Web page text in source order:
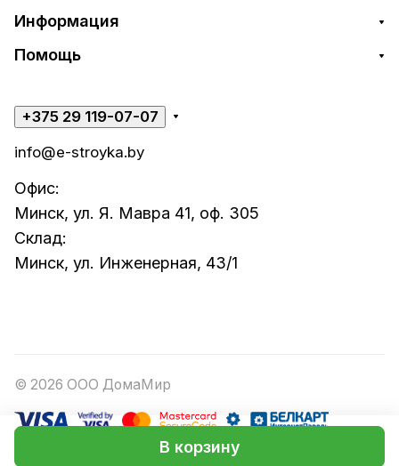
В корзину
Информация
Помощь
+375 29 119-07-07
info@e-stroyka.by
Офис:
Минск, ул. Я. Мавра 41, оф. 305
Склад:
Минск, ул. Инженерная, 43/1
© 2026 ООО ДомаМир